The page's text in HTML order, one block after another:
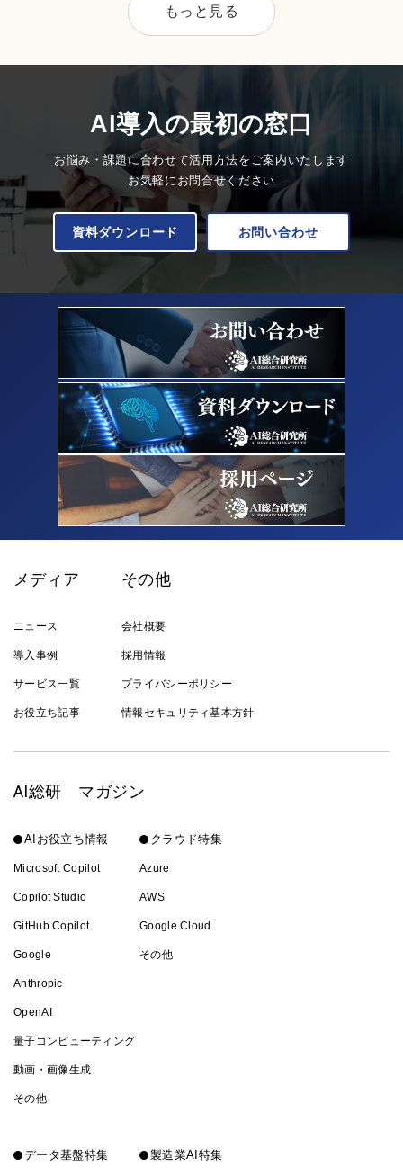
もっと見る
AI導入の最初の窓口
お悩み・課題に合わせて活用方法をご案内いたします
お気軽にお問合せください
資料ダウンロード お問い合わせ
メディア
ニュース
導入事例
サービス一覧
お役立ち記事
その他
会社概要
採用情報
プライバシーポリシー
情報セキュリティ基本方針
AI総研 マガジン
AIお役立ち情報
Microsoft Copilot
Copilot Studio
GitHub Copilot
Google
Anthropic
OpenAI
量子コンピューティング
動画・画像生成
その他
クラウド特集
Azure
AWS
Google Cloud
その他
データ基盤特集 製造業AI特集